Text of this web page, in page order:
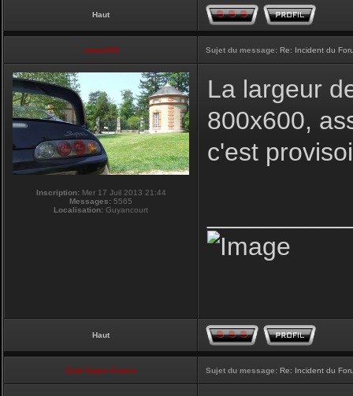
Haut
vmax330 Sujet du message: Re: Incident du
Inscription:Mer 17 Juil 2013 21:44
Messages: 5565
Localisation: Guyancourt
La largeur
800x600,
c'est
Haut
Club Supra France Sujet du message: Re: Incident du